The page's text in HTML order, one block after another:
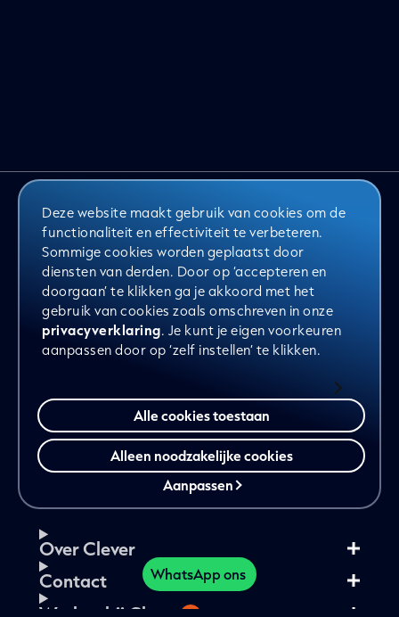
Deze website maakt gebruik van cookies om de
functionaliteit en effectiviteit te verbeteren.
Sommige cookies worden geplaatst door
diensten van derden. Door op ‘accepteren en
doorgaan’ te klikken ga je akkoord met het
gebruik van cookies zoals omschreven in onze
privacyverklaring. Je kunt je eigen voorkeuren
aanpassen door op ‘zelf instellen’ te klikken.
Alle cookies toestaan
Aanpassen
Alleen noodzakelijke cookies
Naam, het laatste
Clever nieuws volgen?
Meld je dan aan voor de Clever nieuwsbrief.
E-
Aanmelden
Over Clever
Contact
3
WhatsApp ons